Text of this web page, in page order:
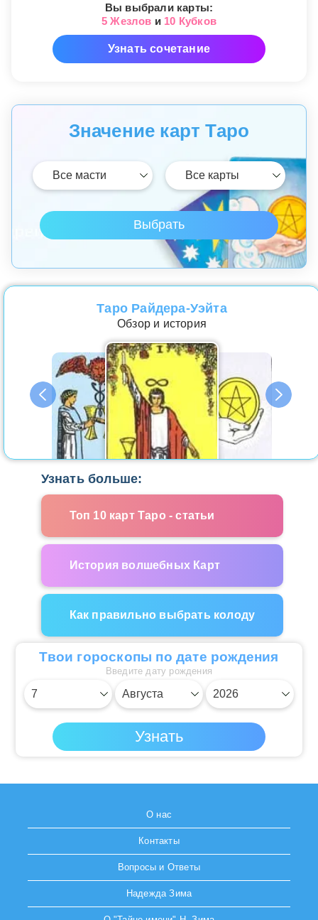
Вы выбрали карты:
5 Жезлов и 10 Кубков
Узнать сочетание
Значение карт Таро
Таро Райдера-Уэйта
Обзор и история
Узнать больше:
Топ 10 карт Таро - статьи
История волшебных Карт
Как правильно выбрать колоду
Твои гороскопы по дате рождения
Введите дату рождения
О нас
Контакты
Вопросы и Ответы
Надежда Зима